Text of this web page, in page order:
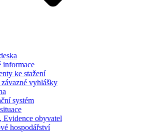
informace
ke stažení
vyhlášky
systém
Evidence obyvatel
hospodářství